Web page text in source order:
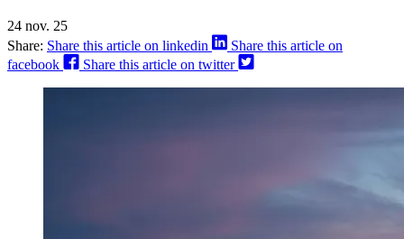
24 nov. 25
Share: Share this article on linkedin
Share this article on
facebook
Share this article on twitter